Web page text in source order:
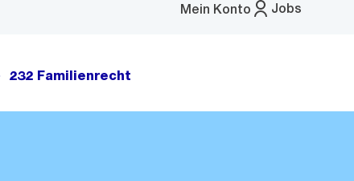
Jobs
Mein Konto
Menü
232 Familienrecht